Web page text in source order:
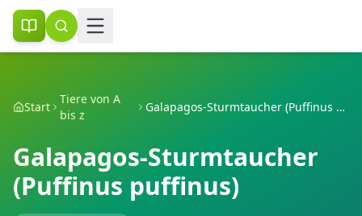
Start
Tiere von A
bis z
Galapagos-Sturmtaucher (Puffinus puffinus)
Galapagos-Sturmtaucher
(Puffinus puffinus)